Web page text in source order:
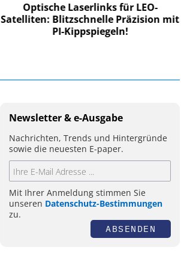
Optische Laserlinks für LEO-
Satelliten: Blitzschnelle Präzision mit
PI-Kippspiegeln!
Newsletter & e-Ausgabe
Nachrichten, Trends und Hintergründe
sowie die neuesten E-paper.
Mit Ihrer Anmeldung stimmen Sie
unseren Datenschutz-Bestimmungen
zu.
ABSENDEN